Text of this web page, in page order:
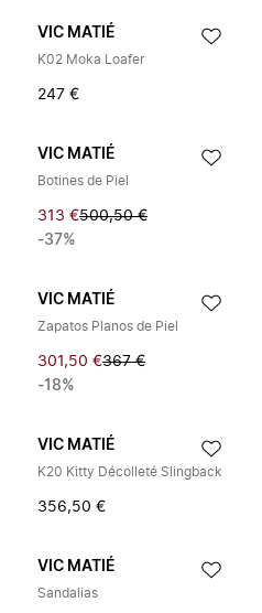
VIC MATIÉ
K02 Moka Loafer
247 €
VIC MATIÉ
Botines de Piel
313 €500,50 €
-37%
VIC MATIÉ
Zapatos Planos de Piel
301,50 €367 €
-18%
VIC MATIÉ
K20 Kitty Décolleté Slingback
356,50 €
VIC MATIÉ
Sandalias